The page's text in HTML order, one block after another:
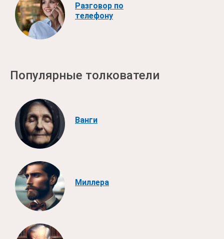
Разговор по
телефону
Популярные толкователи
Ванги
Миллера